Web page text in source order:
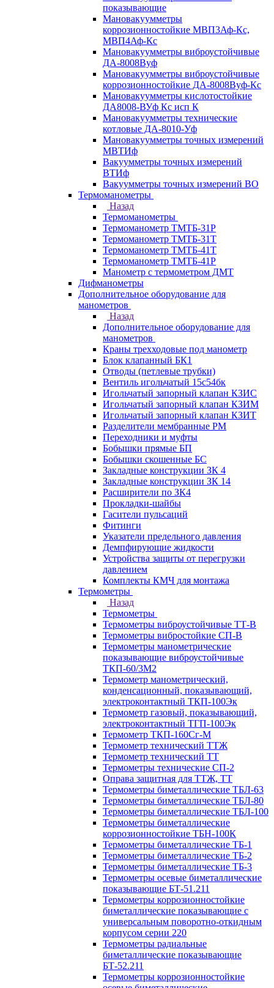
показывающие
Мановакуумметры
коррозионностойкие МВП3Аф-Кс,
МВП4Аф-Кс
Мановакуумметры виброустойчивые
ДА-8008Вуф
Мановакуумметры виброустойчивые
коррозионностойкие ДА-8008Вуф-Кс
Мановакуумметры кислотостойкие
ДА8008-ВУф Кс исп К
Мановакуумметры технические
котловые ДА-8010-Уф
Мановакуумметры точных измерений
МВТИф
Вакуумметры точных измерений
ВТИф
Вакуумметры точных измерений ВО
Термоманометры
Назад
Термоманометры
Термоманометр ТМТБ-31Р
Термоманометр ТМТБ-31Т
Термоманометр ТМТБ-41Т
Термоманометр ТМТБ-41Р
Манометр с термометром ДМТ
Дифманометры
Дополнительное оборудование для
манометров
Назад
Дополнительное оборудование для
манометров
Краны трехходовые под манометр
Блок клапанный БК1
Отводы (петлевые трубки)
Вентиль игольчатый 15с54бк
Игольчатый запорный клапан КЗИС
Игольчатый запорный клапан КЗИМ
Игольчатый запорный клапан КЗИТ
Разделители мембранные РМ
Переходники и муфты
Бобышки прямые БП
Бобышки скошенные БС
Закладные конструкции ЗК 4
Закладные конструкции ЗК 14
Расширители по ЗК4
Прокладки-шайбы
Гасители пульсаций
Фитинги
Указатели предельного давления
Демпфирующие жидкости
Устройства защиты от перегрузки
давлением
Комплекты КМЧ для монтажа
Термометры
Назад
Термометры
Термометры виброустойчивые ТТ-В
Термометры вибростойкие СП-В
Термометры манометрические
показывающие виброустойчивые
ТКП-60/3М2
Термометр манометрический,
конденсационный, показывающий,
электроконтактный ТКП-100Эк
Термометр газовый, показывающий,
электроконтактный ТГП-100Эк
Термометр ТКП-160Сг-М
Термометр технический ТТЖ
Термометр технический ТТ
Термометры технические СП-2
Оправа защитная для ТТЖ, ТТ
Термометры биметаллические ТБЛ-63
Термометры биметаллические ТБЛ-80
Термометры биметаллические ТБЛ-100
Термометры биметаллические
коррозионностойкие ТБН-100К
Термометры биметаллические ТБ-1
Термометры биметаллические ТБ-2
Термометры биметаллические ТБ-3
Термометры осевые биметаллические
показывающие БТ-51.211
Термометры коррозионностойкие
биметаллические показывающие с
универсальным поворотно-откидным
корпусом серии 220
Термометры радиальные
биметаллические показывающие
БТ-52.211
Термометры коррозионностойкие